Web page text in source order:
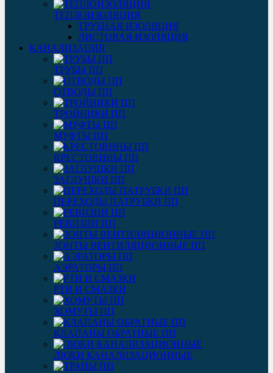
ТЕПЛОИЗОЛЯЦИЯ
ТРУБНАЯ ИЗОЛЯЦИЯ
ЛИСТОВАЯ ИЗОЛЯЦИЯ
КАНАЛИЗАЦИЯ
ТРУБЫ ПП
ОТВОДЫ ПП
ТРОЙНИКИ ПП
МУФТЫ ПП
КРЕСТОВИНЫ ПП
ЗАГЛУШКИ ПП
ПЕРЕХОДЫ ПАТРУБКИ ПП
РЕВИЗИИ ПП
ЗОНТЫ ВЕНТИЛЯЦИОННЫЕ ПП
АЭРАТОРЫ ПП
РТИ И СМАЗКИ
ХОМУТЫ ПП
КЛАПАНЫ ОБРАТНЫЕ ПП
ЛЮКИ КАНАЛИЗАЦИОННЫЕ